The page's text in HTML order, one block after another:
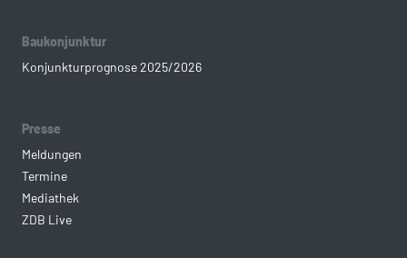
Baukonjunktur
Konjunkturprognose 2025/2026
Presse
Meldungen
Termine
Mediathek
ZDB Live